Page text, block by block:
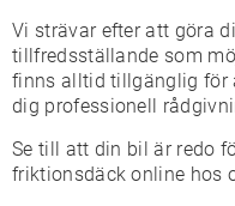
Vi strävar efter att göra
tillfredsställande som
finns alltid tillgänglig för
dig professionell
Se till att din bil är redo
friktionsdäck online hos